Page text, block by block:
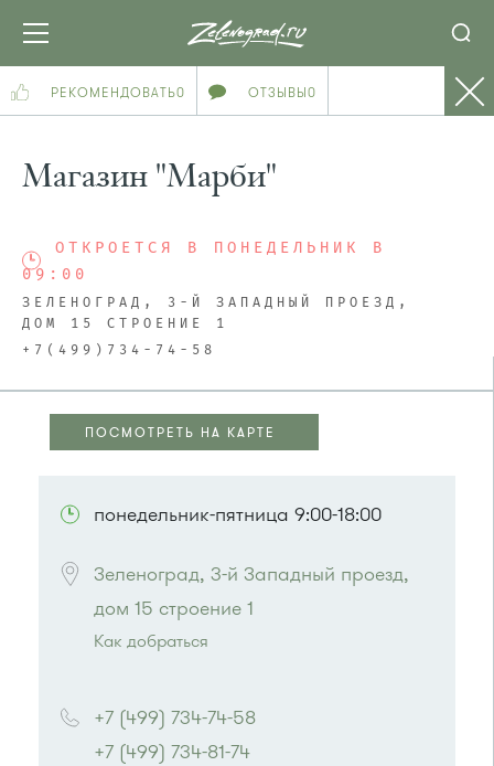
РЕКОМЕНДОВАТЬ0 ОТЗЫВЫ0
Магазин "Марби"
ОТКРОЕТСЯ В ПОНЕДЕЛЬНИК В
09:00
ЗЕЛЕНОГРАД, 3-Й ЗАПАДНЫЙ ПРОЕЗД,
ДОМ 15 СТРОЕНИЕ 1
+7(499)734-74-58
ПОСМОТРЕТЬ НА КАРТЕ
понедельник-пятница 9:00-18:00
Зеленоград, 3-й Западный проезд,
дом 15 строение 1
Как добраться
Автобусы № 7, 13, 30, 3
или до остановки "Автобаза"
Автобусы № 3, 7, 13, 30
+7 (499) 734-74-58
+7 (499) 734-81-74